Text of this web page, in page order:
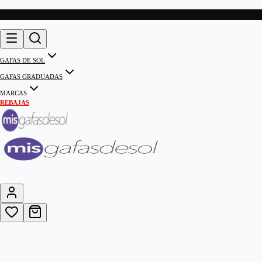
GAFAS DE SOL
GAFAS GRADUADAS
MARCAS
REBAJAS